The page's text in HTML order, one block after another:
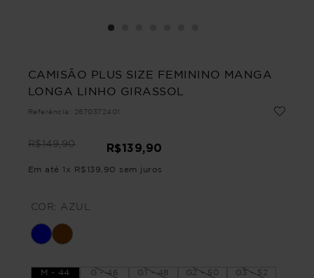
CAMISÃO PLUS SIZE FEMININO MANGA
LONGA LINHO GIRASSOL
Referência : 2670372401
R$149,90 R$139,90
Em até 1 x R$ 139 90 sem juros
COR: AZUL
M - 44 G - 46 G1 - 48 G2 - 50 G3 - 52